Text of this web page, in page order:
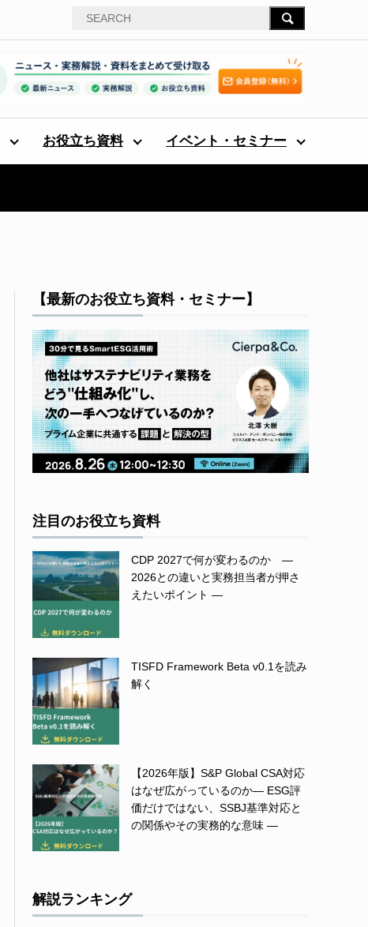
お役立ち資料 イベント・セミナー
【最新のお役立ち資料・セミナー】
注目のお役立ち資料
CDP 2027で何が変わるのか ―
2026との違いと実務担当者が押さ
えたいポイント ―
TISFD Framework Beta v0.1を読み
解く
【2026年版】S&P Global CSA対応
はなぜ広がっているのか― ESG評
価だけではない、SSBJ基準対応と
の関係やその実務的な意味 ―
解説ランキング